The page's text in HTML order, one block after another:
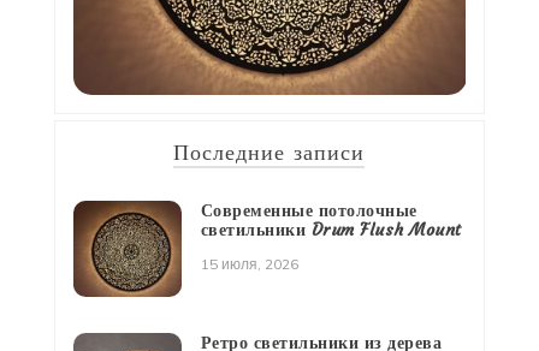
Последние записи
Современные потолочные
светильники Drum Flush Mount
15 июля, 2026
Ретро светильники из дерева